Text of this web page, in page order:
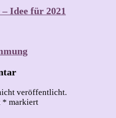
Idee für 2021
veröffentlicht.
* markiert